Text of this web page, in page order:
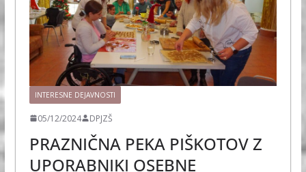
INTERESNE DEJAVNOSTI
05/12/2024 DPJZŠ
PRAZNIČNA PEKA PIŠKOTOV Z
UPORABNIKI OSEBNE